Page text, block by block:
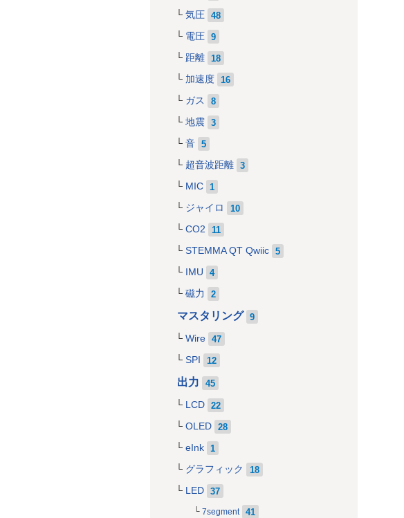
気圧 48
電圧 9
距離 18
加速度 16
ガス 8
地震 3
音 5
超音波距離 3
MIC 1
ジャイロ 10
CO2 11
STEMMA QT Qwiic 5
IMU 4
磁力 2
マスタリング 9
Wire 47
SPI 12
出力 45
LCD 22
OLED 28
eInk 1
グラフィック 18
LED 37
7segment 41